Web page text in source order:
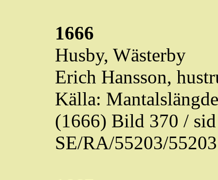
1666
Husby, Wästerby
Erich Hansson,
Källa:
(1666) Bild 370 /
SE/RA/55203/